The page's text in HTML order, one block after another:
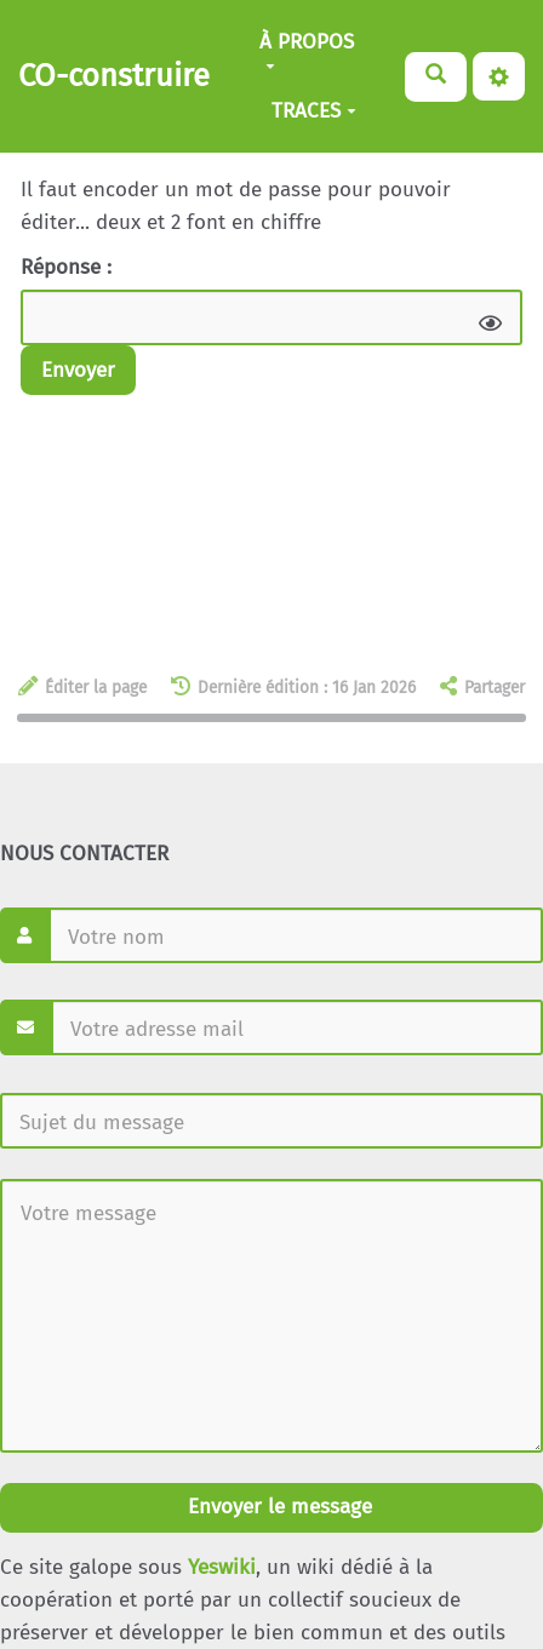
Aller au contenu principal
CO-construire
À PROPOS
TRACES
Il faut encoder un mot de passe pour pouvoir
éditer... deux et 2 font en chiffre
Réponse :
Envoyer
Éditer la page Dernière édition : 16 Jan 2026 Partager
NOUS CONTACTER
Envoyer le message
Ce site galope sous Yeswiki, un wiki dédié à la
coopération et porté par un collectif soucieux de
préserver et développer le bien commun et des outils